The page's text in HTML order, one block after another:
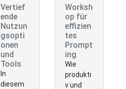
Vertief
ende
Nutzun
gsopti
onen
und
Tools
In
diesem
Worksh
op für
effizien
tes
Prompt
ing
Wie
produkti
v und